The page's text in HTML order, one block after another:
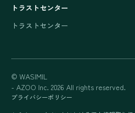
トラストセンター
トラストセンター
© WASIMIL
- AZOO Inc. 2026 All rights reserved.
プライバシーポリシー